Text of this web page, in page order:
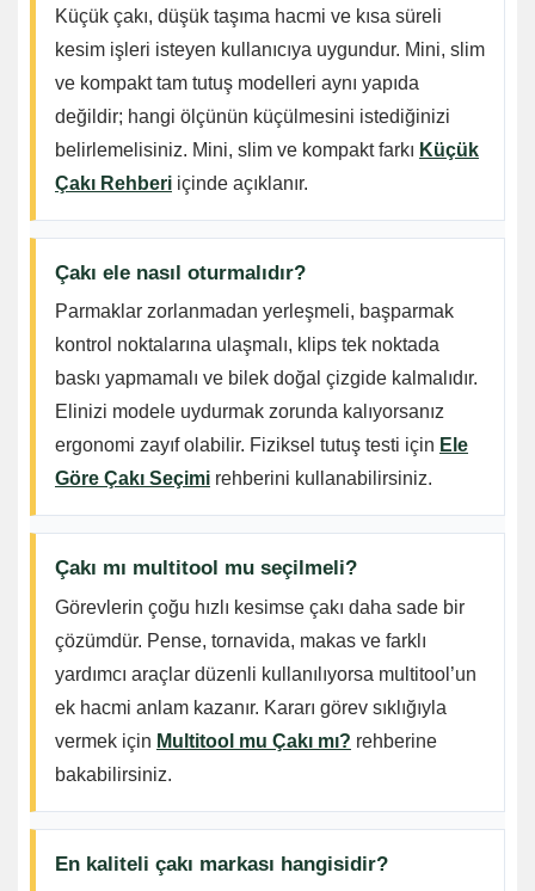
Küçük çakı, düşük taşıma hacmi ve kısa süreli
kesim işleri isteyen kullanıcıya uygundur. Mini, slim
ve kompakt tam tutuş modelleri aynı yapıda
değildir; hangi ölçünün küçülmesini istediğinizi
belirlemelisiniz. Mini, slim ve kompakt farkı Küçük
Çakı Rehberi içinde açıklanır.
Çakı ele nasıl oturmalıdır?
Parmaklar zorlanmadan yerleşmeli, başparmak
kontrol noktalarına ulaşmalı, klips tek noktada
baskı yapmamalı ve bilek doğal çizgide kalmalıdır.
Elinizi modele uydurmak zorunda kalıyorsanız
ergonomi zayıf olabilir. Fiziksel tutuş testi için Ele
Göre Çakı Seçimi rehberini kullanabilirsiniz.
Çakı mı multitool mu seçilmeli?
Görevlerin çoğu hızlı kesimse çakı daha sade bir
çözümdür. Pense, tornavida, makas ve farklı
yardımcı araçlar düzenli kullanılıyorsa multitool’un
ek hacmi anlam kazanır. Kararı görev sıklığıyla
vermek için Multitool mu Çakı mı? rehberine
bakabilirsiniz.
En kaliteli çakı markası hangisidir?